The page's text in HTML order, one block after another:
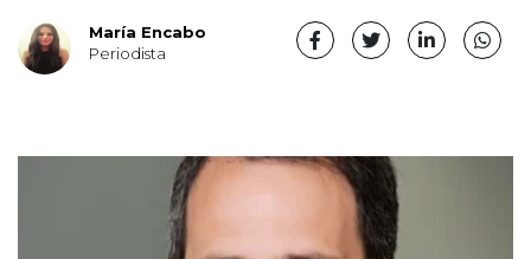
María Encabo
Periodista